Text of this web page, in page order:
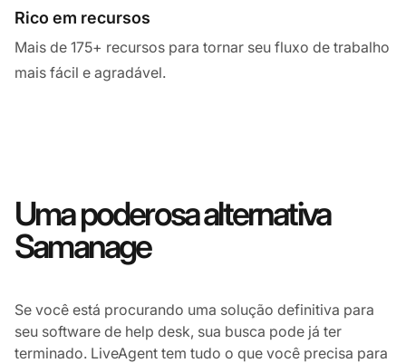
Rico em recursos
Mais de 175+ recursos para tornar seu fluxo de trabalho
mais fácil e agradável.
Uma poderosa alternativa
Samanage
Se você está procurando uma solução definitiva para
seu software de help desk, sua busca pode já ter
terminado. LiveAgent tem tudo o que você precisa para